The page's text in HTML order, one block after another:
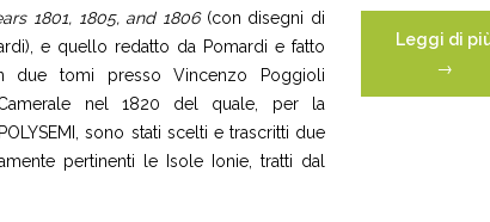
1801, 1805, and 1806(con disegni di
e quello redatto da Pomardi e fatto
due tomi presso Vincenzo Poggioli
nel 1820 del quale, per la
sono stati scelti e trascritti due
pertinenti le Isole Ionie, tratti dal
Leggi di
→